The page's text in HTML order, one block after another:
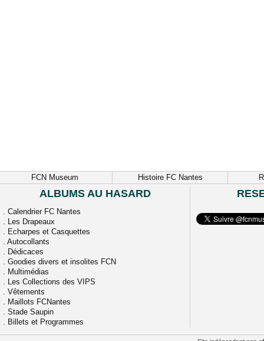
FCN Museum Histoire FC Nantes
ALBUMS AU HASARD
. Calendrier FC Nantes
. Les Drapeaux
. Echarpes et Casquettes
. Autocollants
. Dédicaces
. Goodies divers et insolites FCN
. Multimédias
. Les Collections des VIPS
. Vêtements
. Maillots FCNantes
. Stade Saupin
. Billets et Programmes